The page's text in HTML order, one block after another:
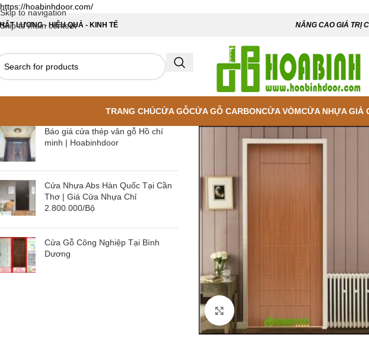
https://hoabinhdoor.com/
Skip to navigation
Skip to main content
LƯỢNG - HIỆU QUẢ - KINH TẾ NÂNG CAO GIÁ TRỊ
TRANG CHỦCỬA GỖCỬA GỖ CARBONCỬA VÒMCỬA NHỰA GIẢ
Báo giá cửa thép vân gỗ Hồ chí
minh | Hoabinhdoor
Cửa Nhựa Abs Hàn Quốc Tại Cần
Thơ | Giá Cửa Nhựa Chỉ
2.800.000/Bộ
Cửa Gỗ Công Nghiệp Tại Bình
Dương